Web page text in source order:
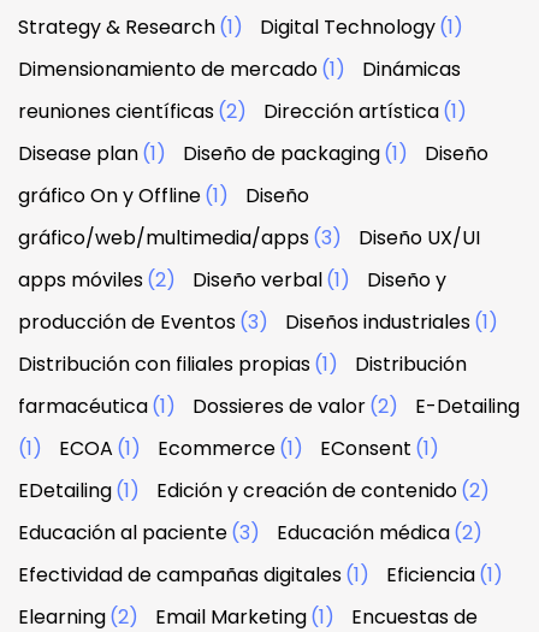
Strategy & Research(1) Digital Technology(1)
Dimensionamiento de mercado(1)
Dinámicas
reuniones científicas(2) Dirección artística(1)
Disease plan(1) Diseño de packaging(1)
Diseño
gráfico On y Offline(1)
Diseño
gráfico/web/multimedia/apps(3)
Diseño UX/UI
apps móviles(2) Diseño verbal(1)
Diseño y
producción de Eventos(3) Diseños industriales(1)
Distribución con filiales propias(1)
Distribución
farmacéutica(1) Dossieres de valor(2)
E-Detailing
(1)
ECOA (1) Ecommerce(1) EConsent (1)
EDetailing(1) Edición y creación de contenido(2)
Educación al paciente(3) Educación médica(2)
Efectividad de campañas digitales(1) Eficiencia(1)
Elearning(2) Email Marketing(1)
Encuestas de